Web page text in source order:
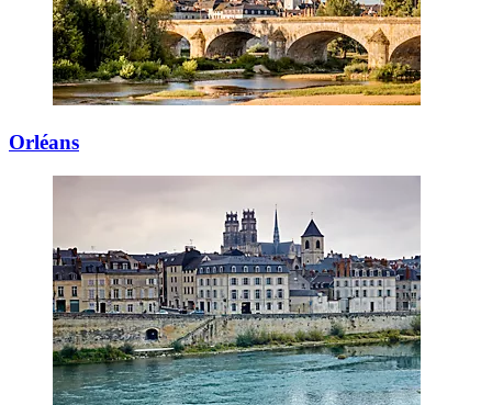
Orléans